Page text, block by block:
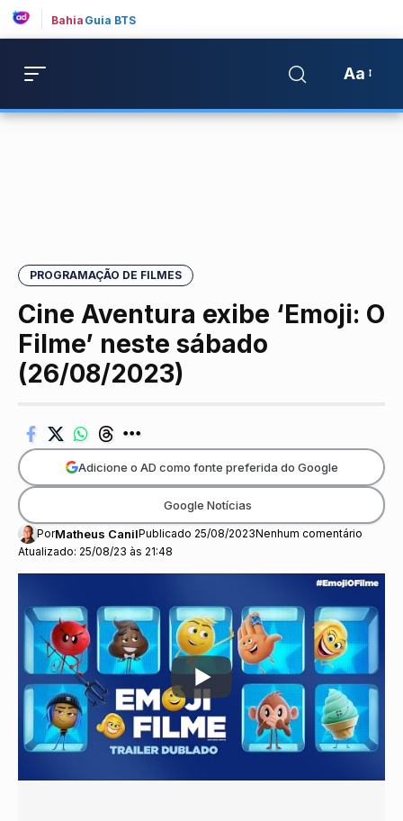
Bahia Guia BTS
Aa
PROGRAMAÇÃO DE FILMES
Cine Aventura exibe ‘Emoji: O
Filme’ neste sábado
(26/08/2023)
Atualizado: 25/08/23 às 21:48
PorMatheus CanilPublicado 25/08/2023Nenhum comentário
Adicione o AD como fonte preferida do Google
Google Notícias